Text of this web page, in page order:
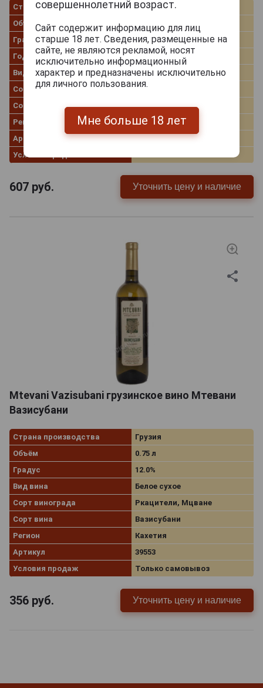
Страна производства
Грузия
Объём
Градус
13.0%
Год производства
2014
Вид вина
Белое сухое
Сорт винограда
Ркацители, Мцване
Сорт вина
Вазисубани
Регион
Кахетия
Артикул
35341
Условия продаж
607 руб. Уточнить цену и наличие
Mtevani Vazisubani грузинское вино Мтевани
Вазисубани
Страна производства
Грузия
Объём
0.75 л
Градус
12.0%
Вид вина
Белое сухое
Сорт винограда
Ркацители, Мцване
Сорт вина
Вазисубани
Регион
Кахетия
Артикул
39553
Условия продаж
Только самовывоз
356 руб. Уточнить цену и наличие
совершеннолетний возраст.
Сайт содержит информацию для лиц
старше 18 лет. Сведения, размещенные на
сайте, не являются рекламой, носят
исключительно информационный
характер и предназначены исключительно
для личного пользования.
Мне больше 18 лет